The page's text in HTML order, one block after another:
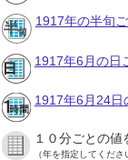
1917年の半旬
1917年6月の日
1917年6月24日
１０分ごとの値
（年を指定してくださ